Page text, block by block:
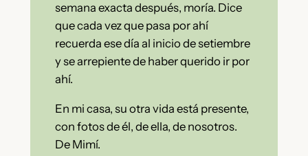
semana exacta después, moría. Dice
que cada vez que pasa por ahí
recuerda ese día al inicio de setiembre
y se arrepiente de haber querido ir por
ahí.
En mi casa, su otra vida está presente,
con fotos de él, de ella, de nosotros.
De Mimí.